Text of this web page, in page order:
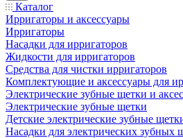
Каталог
Ирригаторы и аксессуары
Ирригаторы
Насадки для ирригаторов
Жидкости для ирригаторов
Средства для чистки ирригаторов
Комплектующие и аксессуары для
Электрические зубные щетки и
Электрические зубные щетки
Детские электрические зубные
Насадки для электрических зубных